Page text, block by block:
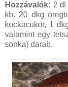
Hozzávalók: 2 dl
kb. 20 dkg
kockacukor, 1
valamint egy
sonka) darab.